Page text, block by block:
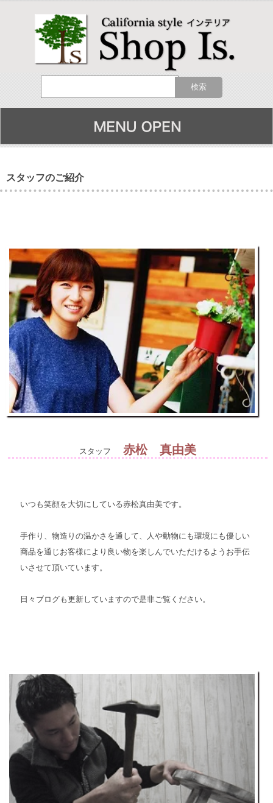
スタッフのご紹介
スタッフ 赤松 真由美
いつも笑顔を大切にしている赤松真由美です。
手作り、物造りの温かさを通して、人や動物にも環境にも優しい
商品を通じお客様により良い物を楽しんでいただけるようお手伝
いさせて頂いています。
日々ブログも更新していますので是非ご覧ください。